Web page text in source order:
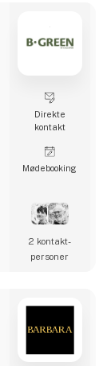
Direkte
kontakt
Møde­booking
2 kontakt­
personer